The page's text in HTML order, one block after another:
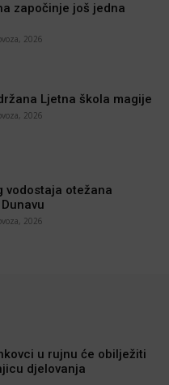
započinje još jedna
2026
Ljetna škola magije
2026
vodostaja otežana
2026
u rujnu će obilježiti
djelovanja